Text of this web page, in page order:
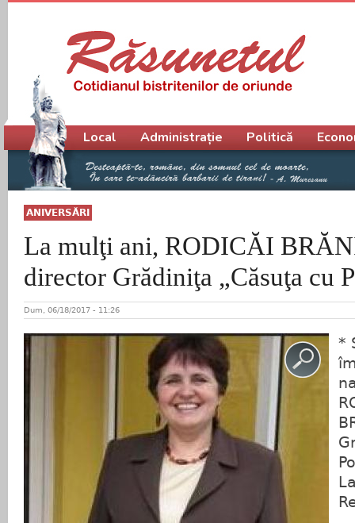
ANIVERSĂRI
La mulţi ani, RODICĂI
director Grădiniţa „Căsuţa cu
Dum, 06/18/2017 - 11:26
*
Meniu principal
Local Administrație Politică